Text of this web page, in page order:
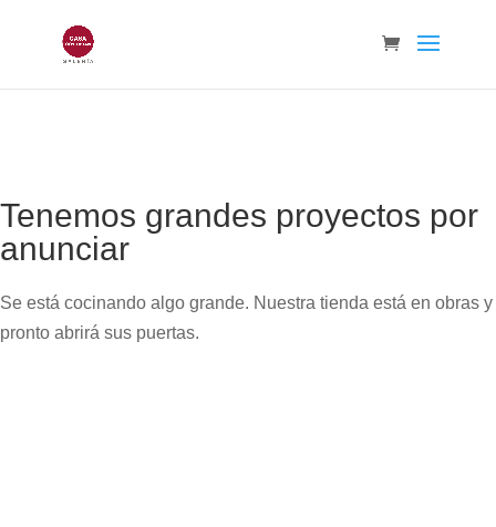
Tenemos grandes proyectos por
anunciar
Se está cocinando algo grande. Nuestra tienda está en obras y
pronto abrirá sus puertas.